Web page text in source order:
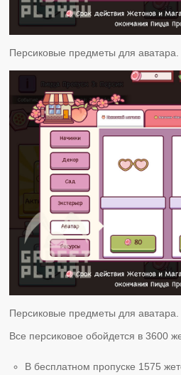
Персиковые предметы для аватара.
Персиковые предметы для аватара.
Все персиковое обойдется в 3600
В бесплатном пропуске 1575